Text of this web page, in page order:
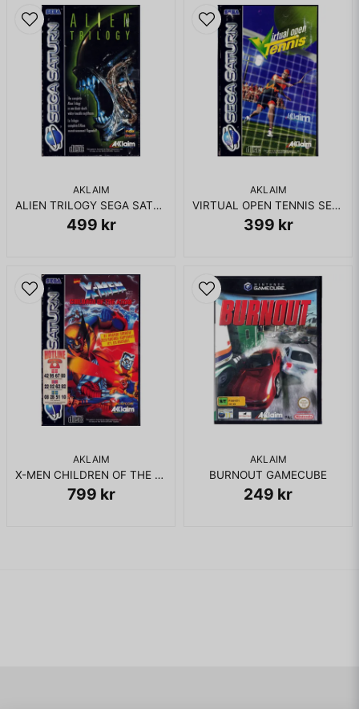
AKLAIM
ALIEN TRILOGY SEGA SATURN RENTAL
499 kr
AKLAIM
VIRTUAL OPEN TENNIS SEGA SATURN RENTAL
399 kr
AKLAIM
X-MEN CHILDREN OF THE ATOM SEGA SATURN RENTAL
799 kr
AKLAIM
BURNOUT GAMECUBE
249 kr